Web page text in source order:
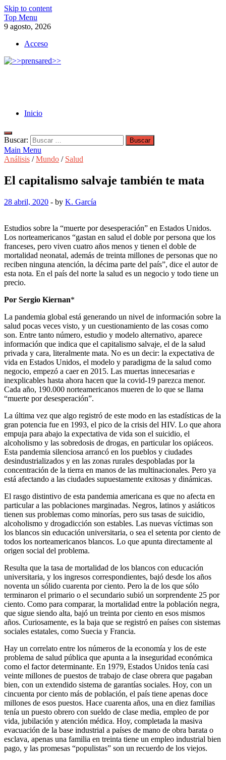
Skip to content
Top Menu
9 agosto, 2026
Acceso
Inicio
Buscar:
Main Menu
Análisis /Mundo / Salud
El capitalismo salvaje también te mata
28 abril, 2020 - by K. García
Estudios sobre la “muerte por desesperación” en Estados Unidos.
Los norteamericanos “gastan en salud el doble por persona que los
franceses, pero viven cuatro años menos y tienen el doble de
mortalidad neonatal, además de treinta millones de personas que no
reciben ninguna atención, la décima parte del país”, dice el autor de
esta nota. En el país del norte la salud es un negocio y todo tiene un
precio.
Por Sergio Kiernan*
La pandemia global está generando un nivel de información sobre la
salud pocas veces visto, y un cuestionamiento de las cosas como
son. Entre tanto número, estudio y modelo alternativo, aparece
información que indica que el capitalismo salvaje, el de la salud
privada y cara, literalmente mata. No es un decir: la expectativa de
vida en Estados Unidos, el modelo y paradigma de la salud como
negocio, empezó a caer en 2015. Las muertas innecesarias e
inexplicables hasta ahora hacen que la covid-19 parezca menor.
Cada año, 190.000 norteamericanos mueren de lo que se llama
“muerte por desesperación”.
La última vez que algo registró de este modo en las estadísticas de la
gran potencia fue en 1993, el pico de la crisis del HIV. Lo que ahora
empuja para abajo la expectativa de vida son el suicidio, el
alcoholismo y las sobredosis de drogas, en particular los opiáceos.
Esta pandemia silenciosa arrancó en los pueblos y ciudades
desindustrializados y en las zonas rurales despobladas por la
concentración de la tierra en manos de las multinacionales. Pero ya
está afectando a las ciudades supuestamente exitosas y dinámicas.
El rasgo distintivo de esta pandemia americana es que no afecta en
particular a las poblaciones marginadas. Negros, latinos y asiáticos
tienen sus problemas como minorías, pero sus tasas de suicidio,
alcoholismo y drogadicción son estables. Las nuevas víctimas son
los blancos sin educación universitaria, o sea el setenta por ciento de
todos los norteamericanos blancos. Lo que apunta directamente al
origen social del problema.
Resulta que la tasa de mortalidad de los blancos con educación
universitaria, y los ingresos correspondientes, bajó desde los años
noventa un sólido cuarenta por ciento. Pero la de los que sólo
terminaron el primario o el secundario subió un sorprendente 25 por
ciento. Como para comparar, la mortalidad entre la población negra,
que sigue siendo alta, bajó un treinta por ciento en esos mismos
años. Curiosamente, es la baja que se registró en países con sistemas
sociales estatales, como Suecia y Francia.
Hay un correlato entre los números de la economía y los de este
problema de salud pública que apunta a la inseguridad económica
como el factor determinante. En 1979, Estados Unidos tenía casi
veinte millones de puestos de trabajo de clase obrera que pagaban
bien, con un extendido sistema de garantías sociales. Hoy, con un
cincuenta por ciento más de población, el país tiene apenas doce
millones de esos puestos. Hace cuarenta años, una en diez familias
tenía un puesto obrero con sueldo de clase media, empleo de por
vida, jubilación y atención médica. Hoy, completada la masiva
evacuación de la base industrial a países de mano de obra barata o
esclava, apenas una familia en treinta tiene un empleo industrial bien
pago, y las promesas “populistas” son un recuerdo de los viejos.